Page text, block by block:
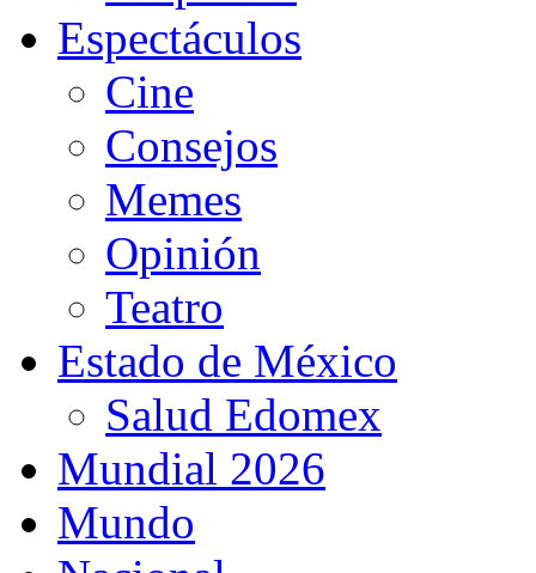
Espectáculos
Cine
Consejos
Memes
Opinión
Teatro
Estado de México
Salud Edomex
Mundial 2026
Mundo